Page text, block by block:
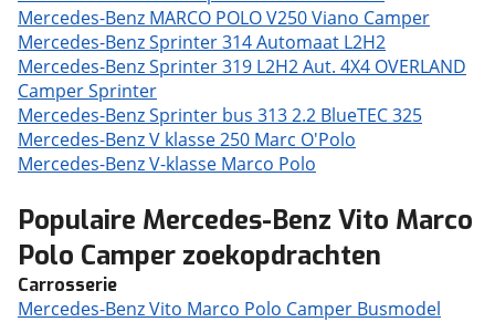
Mercedes-Benz MARCO POLO V250 Viano Camper
Mercedes-Benz Sprinter 314 Automaat L2H2
Mercedes-Benz Sprinter 319 L2H2 Aut. 4X4 OVERLAND
Camper Sprinter
Mercedes-Benz Sprinter bus 313 2.2 BlueTEC 325
Mercedes-Benz V klasse 250 Marc O'Polo
Mercedes-Benz V-klasse Marco Polo
Populaire Mercedes-Benz Vito Marco
Polo Camper zoekopdrachten
Carrosserie
Mercedes-Benz Vito Marco Polo Camper Busmodel